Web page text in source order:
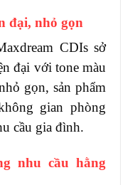
đại, nhỏ gọn
CDIs sở
đại với tone màu
gọn, sản phẩm
gian phòng
cầu gia đình.
nhu cầu hằng